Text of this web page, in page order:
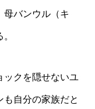
母バンウル（キ
ックを隠せないユ
も自分の家族だと